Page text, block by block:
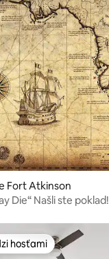
Fort Atkinson
Die“ Našli ste poklad!
hosťami
hosťami